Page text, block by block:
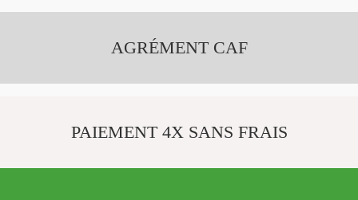
AGRÉMENT CAF
PAIEMENT 4X SANS FRAIS